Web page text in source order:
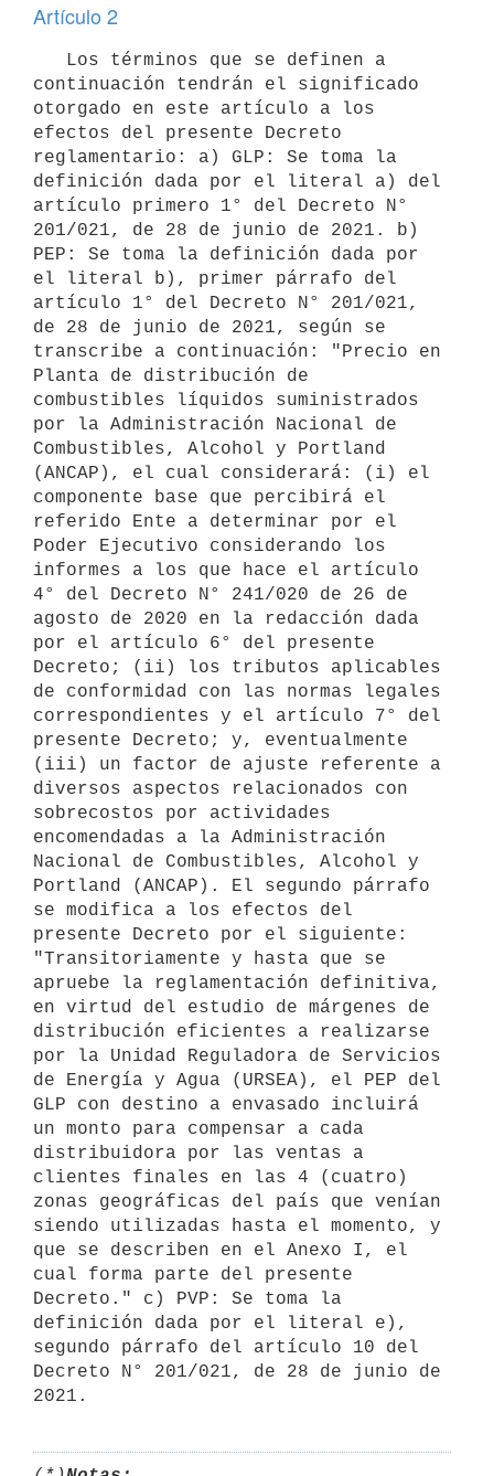
Artículo 2
continuación tendrán el significado
otorgado en este artículo a los
efectos del presente Decreto
reglamentario: a) GLP: Se toma la
definición dada por el literal a) del
artículo primero 1° del Decreto N°
201/021, de 28 de junio de 2021. b)
PEP: Se toma la definición dada por
el literal b), primer párrafo del
artículo 1° del Decreto N° 201/021,
de 28 de junio de 2021, según se
transcribe a continuación: "Precio en
Planta de distribución de
combustibles líquidos suministrados
por la Administración Nacional de
Combustibles, Alcohol y Portland
(ANCAP), el cual considerará: (i) el
componente base que percibirá el
referido Ente a determinar por el
Poder Ejecutivo considerando los
informes a los que hace el artículo
4° del Decreto N° 241/020 de 26 de
agosto de 2020 en la redacción dada
por el artículo 6° del presente
Decreto; (ii) los tributos aplicables
de conformidad con las normas legales
correspondientes y el artículo 7° del
presente Decreto; y, eventualmente
(iii) un factor de ajuste referente a
diversos aspectos relacionados con
sobrecostos por actividades
encomendadas a la Administración
Nacional de Combustibles, Alcohol y
Portland (ANCAP). El segundo párrafo
se modifica a los efectos del
presente Decreto por el siguiente:
"Transitoriamente y hasta que se
apruebe la reglamentación definitiva,
en virtud del estudio de márgenes de
distribución eficientes a realizarse
por la Unidad Reguladora de Servicios
de Energía y Agua (URSEA), el PEP del
GLP con destino a envasado incluirá
un monto para compensar a cada
distribuidora por las ventas a
clientes finales en las 4 (cuatro)
zonas geográficas del país que venían
siendo utilizadas hasta el momento, y
que se describen en el Anexo I, el
cual forma parte del presente
Decreto." c) PVP: Se toma la
definición dada por el literal e),
segundo párrafo del artículo 10 del
Decreto N° 201/021, de 28 de junio de